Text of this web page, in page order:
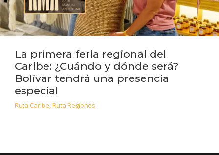
La primera feria regional del
Caribe: ¿Cuándo y dónde será?
Bolívar tendrá una presencia
especial
Ruta Caribe,Ruta Regiones